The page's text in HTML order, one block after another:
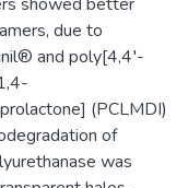
due to
and poly[4,4′-
(PCLMDI)
of
was